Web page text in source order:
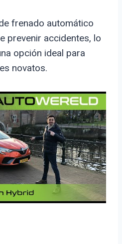
frenado automático
prevenir accidentes, lo
opción ideal para
novatos.